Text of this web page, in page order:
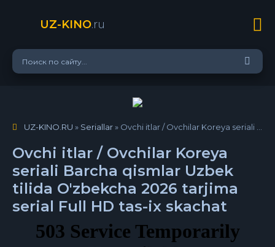
UZ-KINO.ru
UZ-KINO.RU » Seriallar» Ovchi itlar / Ovchilar Koreya seriali Barcha qismlar Uzbek tilida O'zbekcha 2026 tarjima serial Full HD tas-ix skachat
Ovchi itlar / Ovchilar Koreya
seriali Barcha qismlar Uzbek
tilida O'zbekcha 2026 tarjima
serial Full HD tas-ix skachat